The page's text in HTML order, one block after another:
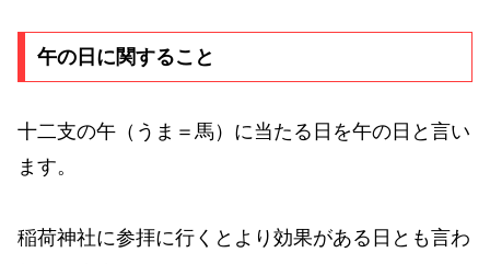
午の日に関すること
十二支の午（うま＝馬）に当たる日を午の日と言い
ます。
稲荷神社に参拝に行くとより効果がある日とも言わ